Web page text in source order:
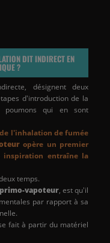
DIT INDIRECT EN
?
désignent deux
d'introduction de la
qui en sont
l'inhalation de fumée
opère un premier
inspiration entraîne la
temps.
primo-vapoteur, est qu'il
par rapport à sa
fait à partir du matériel